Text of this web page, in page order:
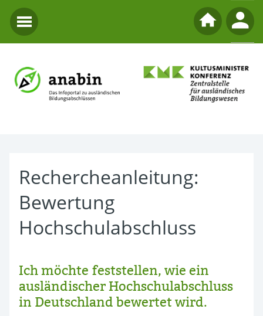
Rechercheanleitung:
Bewertung
Hochschulabschluss
Ich möchte feststellen, wie ein
ausländischer Hochschulabschluss
in Deutschland bewertet wird.